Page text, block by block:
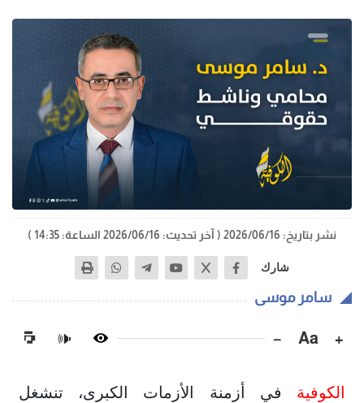
نشر بتاريخ: 2026/06/16 ( آخر تحديث: 2026/06/16 الساعة: 14:35 )
شارك
سامر موسى
+
Aa
−
🔊
الكوفية في أزمنة الأزمات الكبرى، تنشغل